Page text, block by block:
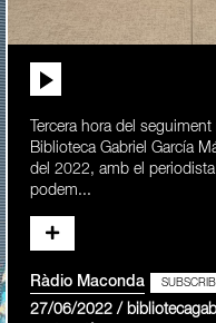
Tercera hora del
Biblioteca Gabriel García
del 2022, amb el
podem...
Ràdio Maconda
27/06/2022 /